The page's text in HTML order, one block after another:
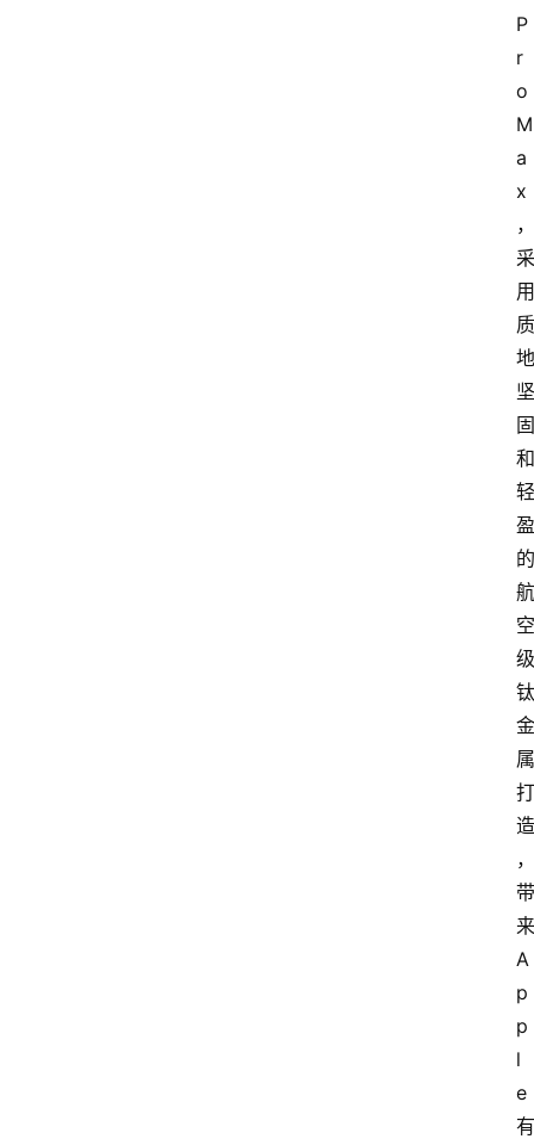
P
r
o
M
a
x
，
采
用
质
地
坚
固
和
轻
盈
的
航
空
级
钛
金
属
打
造
，
带
来
A
p
p
l
e
有